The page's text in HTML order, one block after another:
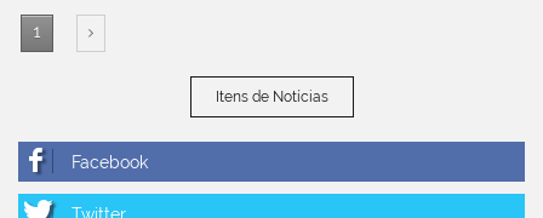
1
Itens de Notícias